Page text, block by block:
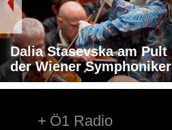
Dalia Stasevska am Pult
der Wiener Symphoniker
Ö1 Radio